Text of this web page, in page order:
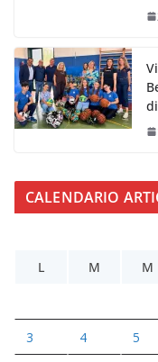
CALENDARIO
L
M M
3 4 5